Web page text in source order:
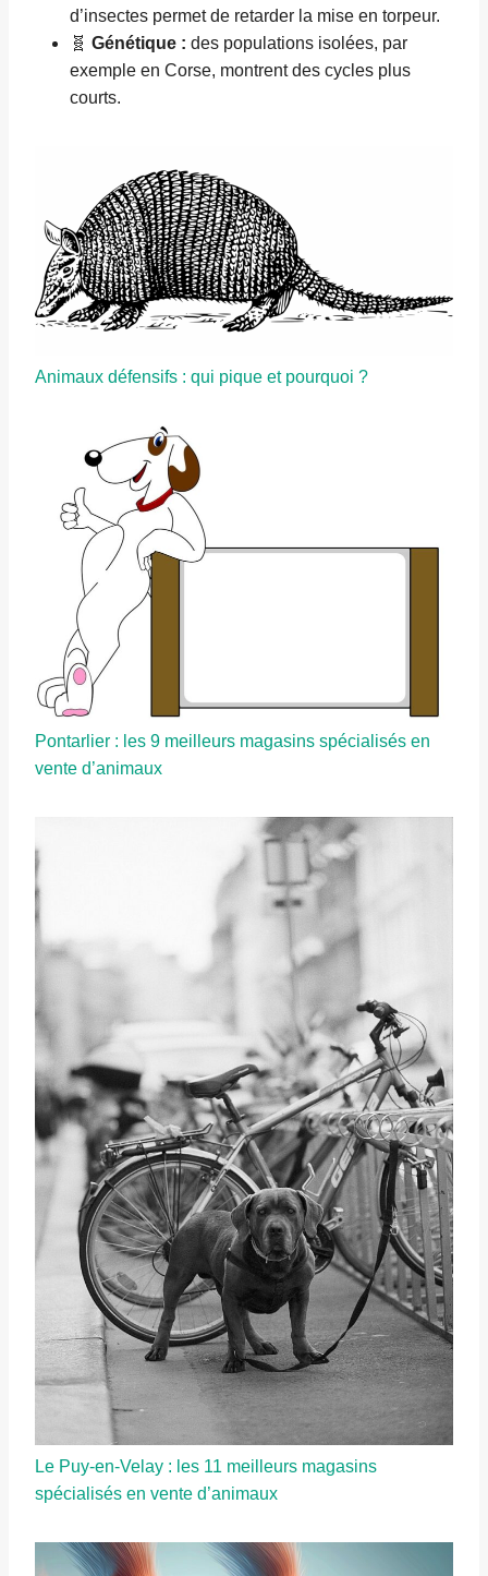
d’insectes permet de retarder la mise en torpeur.
🧬 Génétique : des populations isolées, par
exemple en Corse, montrent des cycles plus
courts.
Animaux défensifs : qui pique et pourquoi ?
Pontarlier : les 9 meilleurs magasins spécialisés en
vente d’animaux
Le Puy-en-Velay : les 11 meilleurs magasins
spécialisés en vente d’animaux